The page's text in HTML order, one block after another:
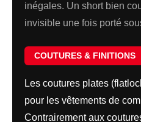
inégales. Un short bien
invisible une fois porté
COUTURES & FINITIONS
Les coutures plates
pour les vêtements de
Contrairement aux